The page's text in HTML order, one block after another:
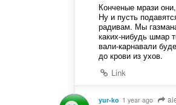
Конченые мрази
Ну и пусть
радивам. Мы
каких-нибудь шмар
вали-карнавали
до крови из ухов.
Link
yur-ko 1 year ago